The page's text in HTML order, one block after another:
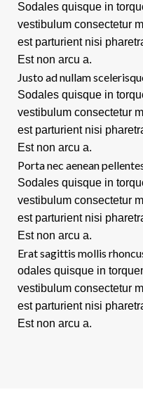
Sodales quisque in
vestibulum consectetur
est parturient nisi
Est non arcu a.
Justo ad nullam
Sodales quisque in
vestibulum consectetur
est parturient nisi
Est non arcu a.
Porta nec aenean
Sodales quisque in
vestibulum consectetur
est parturient nisi
Est non arcu a.
Erat sagittis mollis
odales quisque in
vestibulum consectetur
est parturient nisi
Est non arcu a.